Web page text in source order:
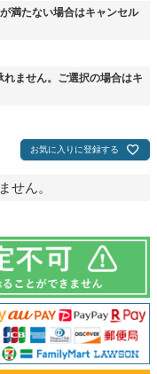
満たない場合はキャンセル
ません。ご選択の場合はキ
お気に入りに登録する
せん。